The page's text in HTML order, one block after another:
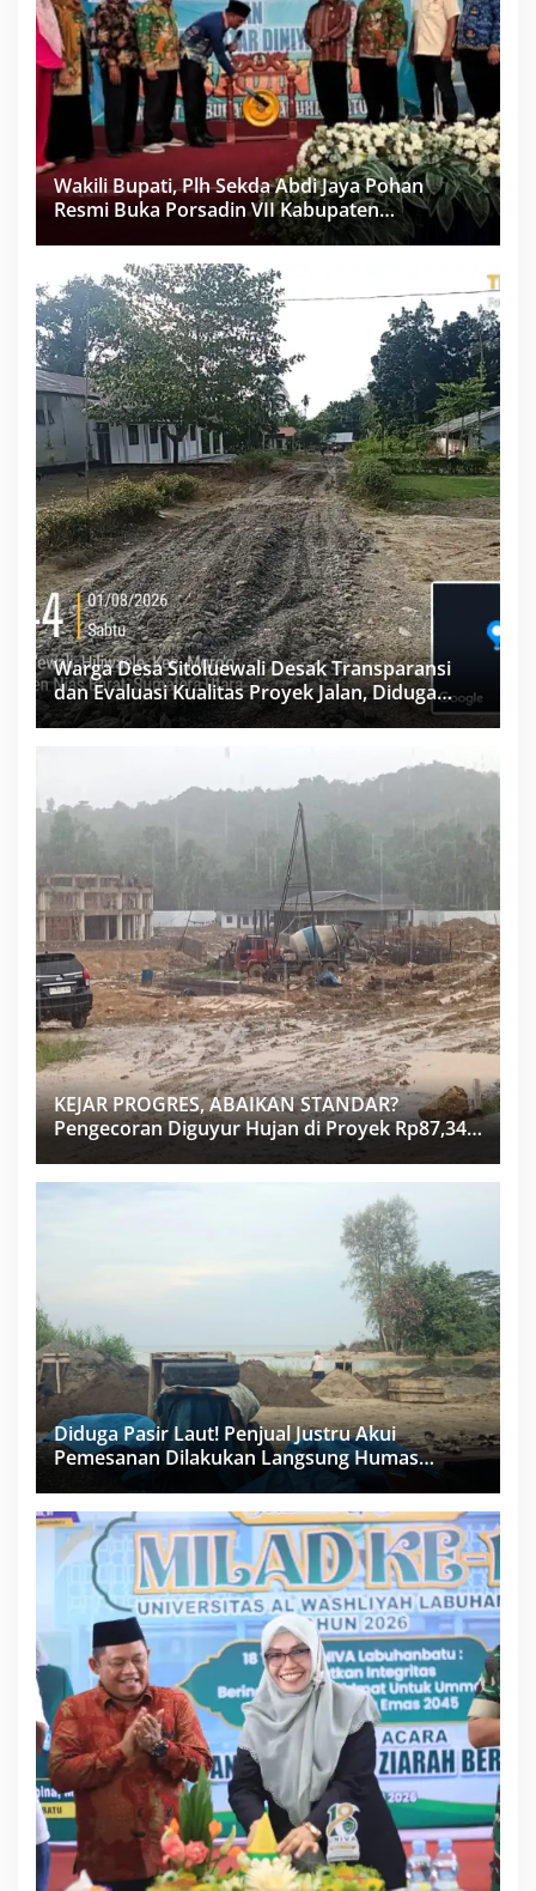
Wakili Bupati, Plh Sekda Abdi Jaya Pohan
Resmi Buka Porsadin VII Kabupaten
Warga Desa Sitoluewali Desak Transparansi
dan Evaluasi Kualitas Proyek Jalan, Diduga
Minim Informasi
KEJAR PROGRES, ABAIKAN STANDAR?
Pengecoran Diguyur Hujan di Proyek Rp87,34
Miliar Sukma Nias, Konsultan, Pengawas dan
PPK Bungkam
Diduga Pasir Laut! Penjual Justru Akui
Pemesanan Dilakukan Langsung Humas